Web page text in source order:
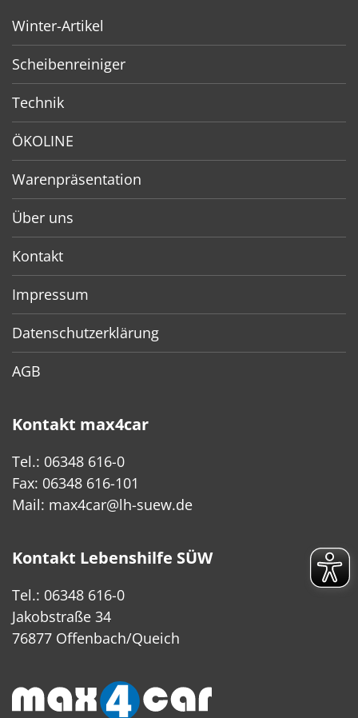
Winter-Artikel
Scheibenreiniger
Technik
ÖKOLINE
Warenpräsentation
Über uns
Kontakt
Impressum
Datenschutzerklärung
AGB
Kontakt max4car
Tel.: 06348 616-0
Fax: 06348 616-101
Mail: max4car@lh-suew.de
Kontakt Lebenshilfe SÜW
Tel.: 06348 616-0
Jakobstraße 34
76877 Offenbach/Queich